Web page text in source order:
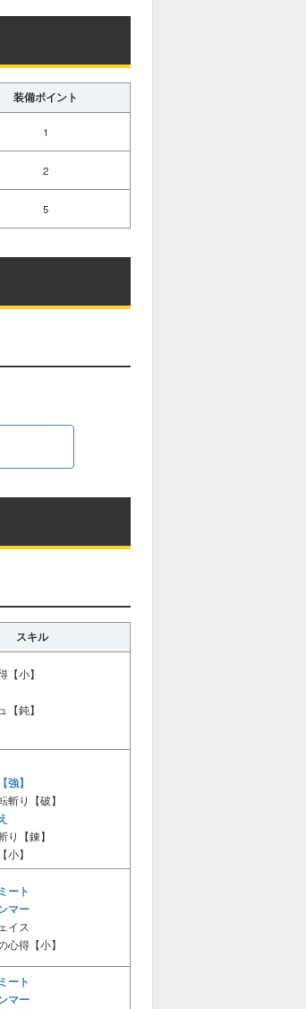
装備ポイント
1
2
5
スキル
【小】
【鈍】
強】
斬り【破】
り【錬】
小】
ート
マー
イス
心得【小】
ート
マー